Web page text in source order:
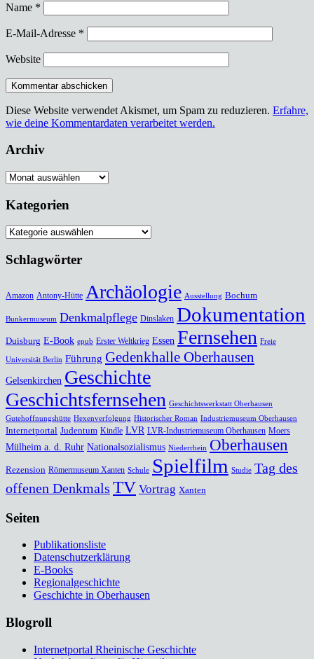
Name *
E-Mail-Adresse *
Website
Diese Website verwendet Akismet, um Spam zu reduzieren. Erfahre,
wie deine Kommentardaten verarbeitet werden.
Archiv
Archiv
Kategorien
Kategorien
Schlagwörter
Amazon Antony-Hütte Archäologie Ausstellung Bochum
Bunkermuseum Denkmalpflege Dinslaken Dokumentation
Duisburg E-Book epub Erster Weltkrieg Essen Fernsehen Freie
Universität Berlin Führung Gedenkhalle Oberhausen
Gelsenkirchen Geschichte
Geschichtsfernsehen Geschichtswerkstatt Oberhausen
Gutehoffnungshütte Hexenverfolgung Historischer Roman Industriemuseum Oberhausen
Internetportal Judentum Kindle LVR LVR-Industriemuseum Oberhausen Moers
Mülheim a. d. Ruhr Nationalsozialismus Niederrhein Oberhausen
Rezension Römermuseum Xanten Schule Spielfilm Studie Tag des
offenen Denkmals TV Vortrag Xanten
Seiten
Publikationsliste
Datenschutzerklärung
E-Books
Regionalgeschichte
Geschichte in Oberhausen
Blogroll
Internetportal Rheinische Geschichte